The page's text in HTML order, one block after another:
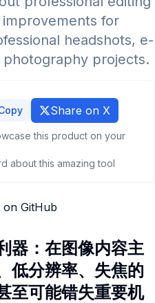
for
headshots, e-
projects.
Share on X
this product on your
about this amazing tool
on GitHub
器：在图像内容主
低分辨率、失焦的
至可能错失重要机